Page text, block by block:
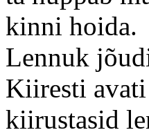
kinni hoida.
Lennuk
Kiiresti
kiirustasid